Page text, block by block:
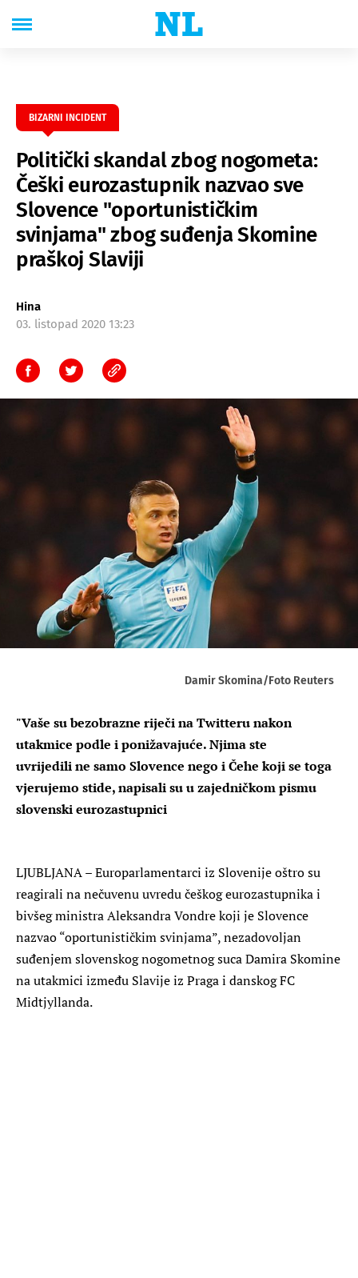
BIZARNI INCIDENT
Politički skandal zbog nogometa:
Češki eurozastupnik nazvao sve
Slovence "oportunističkim
svinjama" zbog suđenja Skomine
praškoj Slaviji
Hina
03. listopad 2020 13:23
Damir Skomina/Foto Reuters
"Vaše su bezobrazne riječi na Twitteru nakon
utakmice podle i ponižavajuće. Njima ste
uvrijedili ne samo Slovence nego i Čehe koji se toga
vjerujemo stide, napisali su u zajedničkom pismu
slovenski eurozastupnici
LJUBLJANA – Europarlamentarci iz Slovenije oštro su
reagirali na nečuvenu uvredu češkog eurozastupnika i
bivšeg ministra Aleksandra Vondre koji je Slovence
nazvao “oportunističkim svinjama”, nezadovoljan
suđenjem slovenskog nogometnog suca Damira Skomine
na utakmici između Slavije iz Praga i danskog FC
Midtjyllanda.